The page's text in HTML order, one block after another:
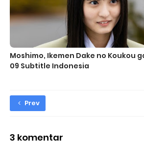
Moshimo, Ikemen Dake no Koukou
09 Subtitle Indonesia
Prev
3 komentar